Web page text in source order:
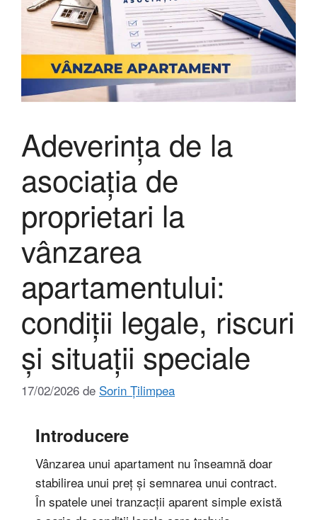
Adeverința de la
asociația de
proprietari la
vânzarea
apartamentului:
condiții legale, riscuri
și situații speciale
17/02/2026 de Sorin Țilimpea
Introducere
Vânzarea unui apartament nu înseamnă doar
stabilirea unui preț și semnarea unui contract.
În spatele unei tranzacții aparent simple există